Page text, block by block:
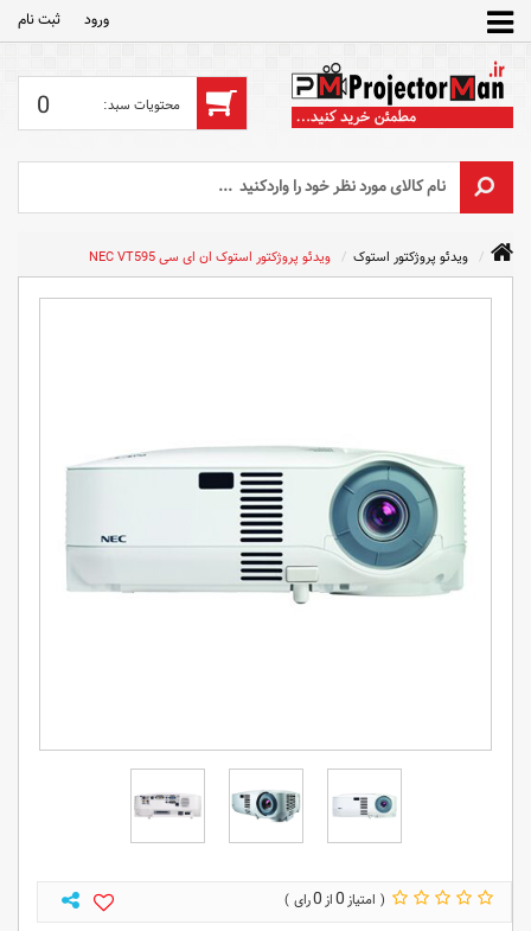
ورود ثبت‌ نام
0
ویدئو پروژکتور استوک ویدئو پروژکتور استوک ان ای سی NEC VT595
0
0